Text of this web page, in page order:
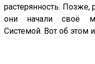
растерянность. Позже,
они начали своё
Системой. Вот об этом